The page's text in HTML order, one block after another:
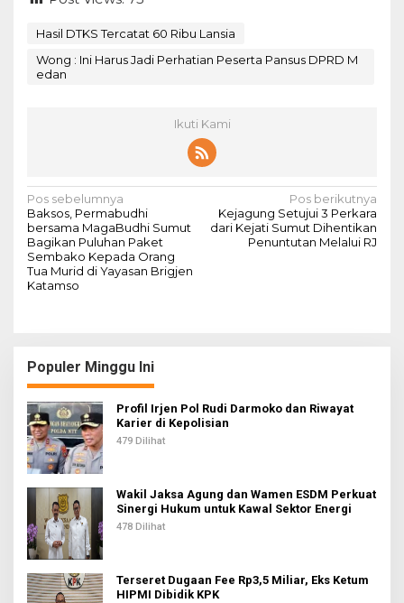
Hasil DTKS Tercatat 60 Ribu Lansia
Wong : Ini Harus Jadi Perhatian Peserta Pansus DPRD M
edan
Ikuti Kami
N
a
v
i
s
i
p
o
s
Pos sebelumnya
Baksos, Permabudhi
bersama MagaBudhi Sumut
Bagikan Puluhan Paket
Sembako Kepada Orang
Tua Murid di Yayasan Brigjen
Katamso
Pos berikutnya
Kejagung Setujui 3 Perkara
dari Kejati Sumut Dihentikan
Penuntutan Melalui RJ
Populer Minggu Ini
Profil Irjen Pol Rudi Darmoko dan Riwayat
Karier di Kepolisian
479 Dilihat
Wakil Jaksa Agung dan Wamen ESDM Perkuat
Sinergi Hukum untuk Kawal Sektor Energi
478 Dilihat
Terseret Dugaan Fee Rp3,5 Miliar, Eks Ketum
HIPMI Dibidik KPK